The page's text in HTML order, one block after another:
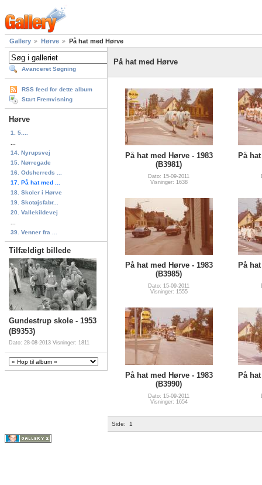
Gallery Hørve På hat med Hørve
Avanceret Søgning
RSS feed for dette album
Start Fremvisning
Hørve
1. 5....
14. Nyrupsvej
15. Nørregade
16. Odsherreds ...
17. På hat med ...
18. Skoler i Hørve
19. Skotøjsfabr...
20. Vallekildevej
39. Venner fra ...
Tilfældigt billede
Gundestrup skole - 1953
(B9353)
Dato: 28-08-2013 Visninger: 1811
På hat med Hørve
På hat med Hørve - 1983
(B3981)
Dato: 15-09-2011
Visninger: 1638
På
På hat med Hørve - 1983
(B3985)
Dato: 15-09-2011
Visninger: 1555
På
På hat med Hørve - 1983
(B3990)
Dato: 15-09-2011
Visninger: 1654
På
Side: 1